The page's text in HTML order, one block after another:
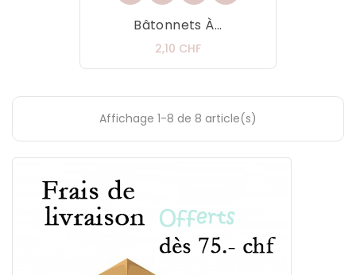
Bâtonnets À...
2,10 CHFPrix
Affichage 1-8 de 8 article(s)